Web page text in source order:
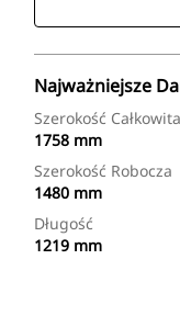
Najważniejsze
Szerokość Całkowita
1758 mm
Szerokość Robocza
1480 mm
Długość
1219 mm